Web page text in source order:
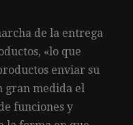
de la entrega
«lo que
enviar su
gran medida el
funciones y